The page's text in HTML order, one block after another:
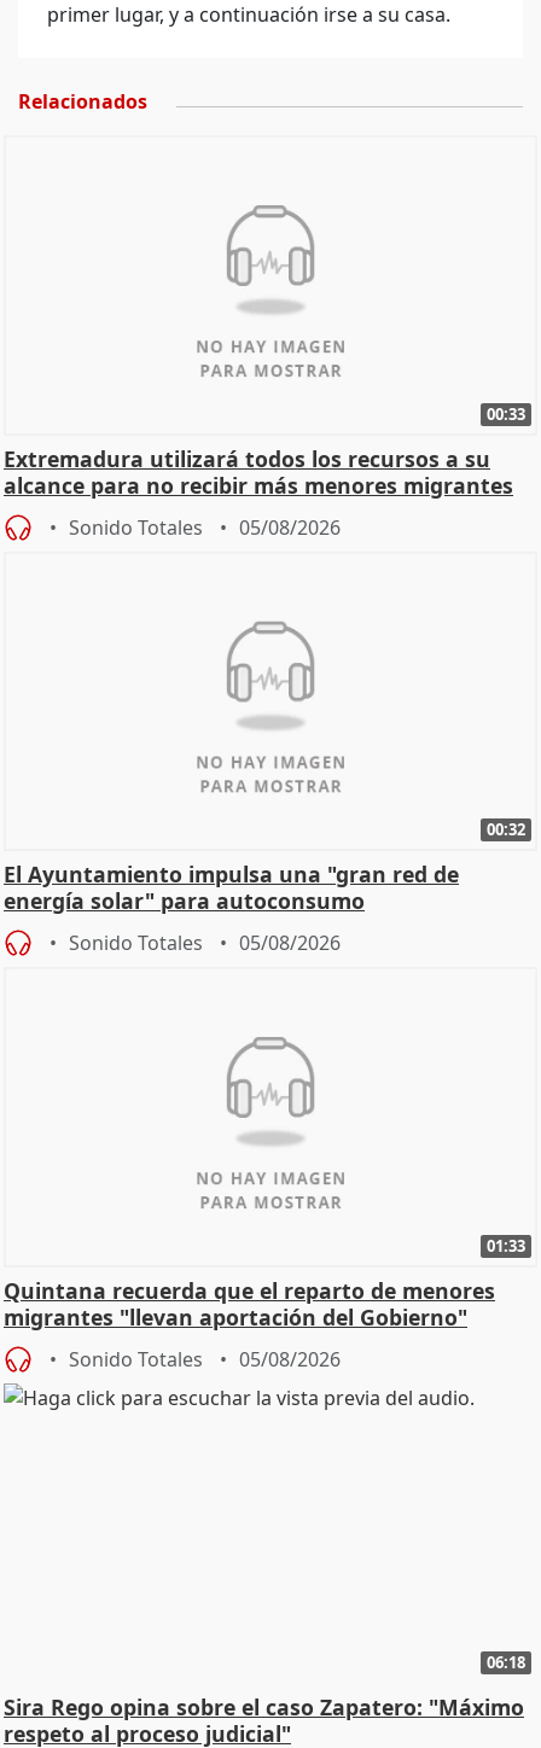
primer lugar, y a continuación irse a su casa.
Relacionados
00:33
Extremadura utilizará todos los recursos a su
alcance para no recibir más menores migrantes
Sonido Totales 05/08/2026
00:32
El Ayuntamiento impulsa una "gran red de
energía solar" para autoconsumo
Sonido Totales 05/08/2026
01:33
Quintana recuerda que el reparto de menores
migrantes "llevan aportación del Gobierno"
central
Sonido Totales 05/08/2026
06:18
Sira Rego opina sobre el caso Zapatero: "Máximo
respeto al proceso judicial"